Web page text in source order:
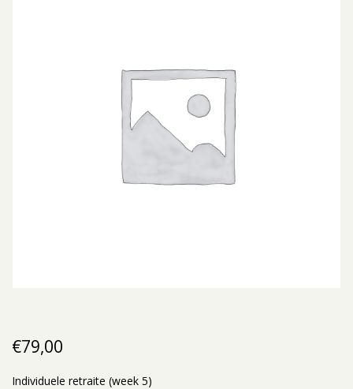
€79,00
Individuele retraite (week 5)